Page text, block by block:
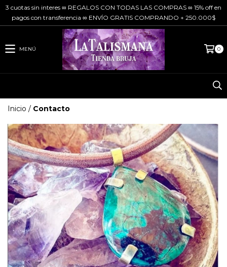
3 cuotas sin interes ∞ REGALOS CON TODAS LAS COMPRAS ∞ 15% off en
pagos con transferencia ∞ ENVÍO GRATIS COMPRANDO + 250.000$
MENÚ 0
Inicio / Contacto